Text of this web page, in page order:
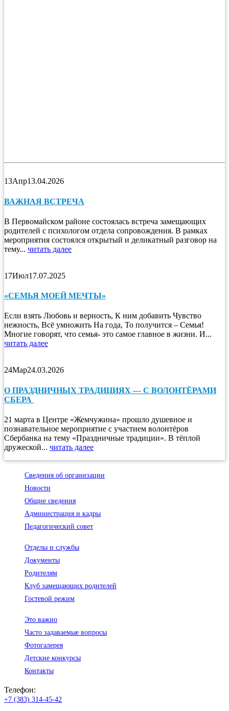
13Апр13.04.2026
ВАЖНАЯ ВСТРЕЧА
В Первомайском районе состоялась встреча замещающих
родителей с психологом отдела сопровождения. В рамках
мероприятия состоялся открытый и деликатный разговор на
тему... читать далее
17Июл17.07.2025
«СЕМЬЯ МОЕЙ МЕЧТЫ»
Если взять Любовь и верность, К ним добавить Чувство
нежность, Всё умножить На года, То получится – Семья!
Многие говорят, что семья- это самое главное в жизни. И...
читать далее
24Мар24.03.2026
О ПРАЗДНИЧНЫХ ТРАДИЦИЯХ — С ВОЛОНТЁРАМИ
СБЕРА
21 марта в Центре «Жемчужина» прошло душевное и
познавательное мероприятие с участием волонтёров
Сбербанка на тему «Праздничные традиции». В тёплой
дружеской... читать далее
Сведения об организации
Новости
Общие сведения
Администрация и кадры
Педагогический совет
Отделы и службы
Документы
Родителям
Клуб замещающих родителей
Гостевой режим
Это важно
Часто задаваемые вопросы
Фотогалерея
Детские конкурсы
Контакты
Телефон:
+7 (383) 314-45-42